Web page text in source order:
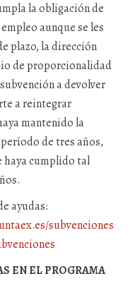
la obligación de
aunque se les
plazo, la dirección
de proporcionalidad
a devolver
a reintegrar
mantenido la
de tres años,
haya cumplido tal
ayudas:
subvenciones
EN EL PROGRAMA